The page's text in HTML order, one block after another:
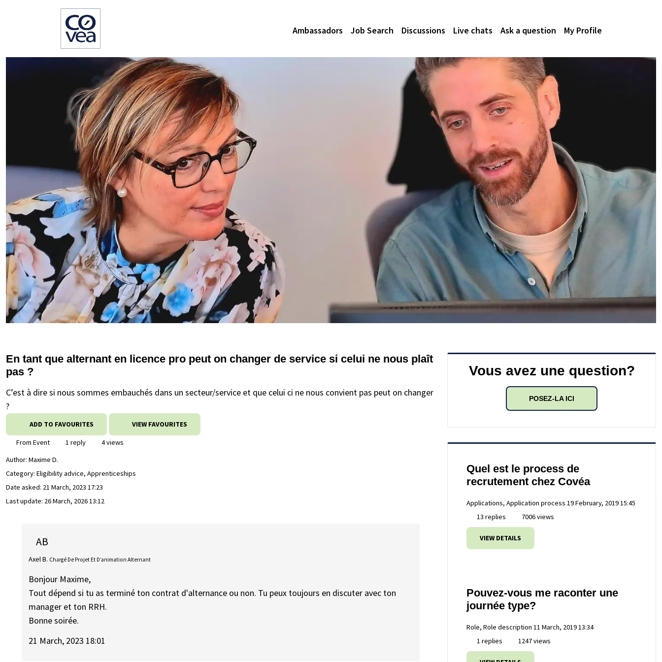
Ambassadors Job Search Discussions Live chats Ask a question My Profile
En tant que alternant en licence pro peut on changer de service si celui ne nous plaît
pas ?
C’est à dire si nous sommes embauchés dans un secteur/service et que celui ci ne nous convient pas peut on changer
?
ADD TO FAVOURITES VIEW FAVOURITES
From Event 1 reply
4 views
Author: Maxime D.
Category: Eligibility advice, Apprenticeships
Date asked: 21 March, 2023 17:23
Last update: 26 March, 2026 13:12
AB
Axel B. Chargé De Projet Et D’animation Alternant
Bonjour Maxime,
Tout dépend si tu as terminé ton contrat d'alternance ou non. Tu peux toujours en discuter avec ton
manager et ton RRH.
Bonne soirée.
21 March, 2023 18:01
Vous avez une question?
POSEZ-LA ICI
Quel est le process de
recrutement chez Covéa
Applications, Application process 19 February, 2019 15:45
13 replies
7006 views
VIEW DETAILS
Pouvez-vous me raconter une
journée type?
Role, Role description 11 March, 2019 13:34
1 replies
1247 views